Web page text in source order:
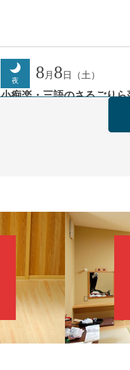
夜 8 月 8 日（土）
小痴楽・三語のさるごり
朝
日（日）
第98回 桂慶枝の早起き寄
桂慶枝「KCストーリー」／月亭
開演：午前10時（9時30分開場）
前売2,000円 当日2,500円 25歳
お問合せ：落語ファクトリー